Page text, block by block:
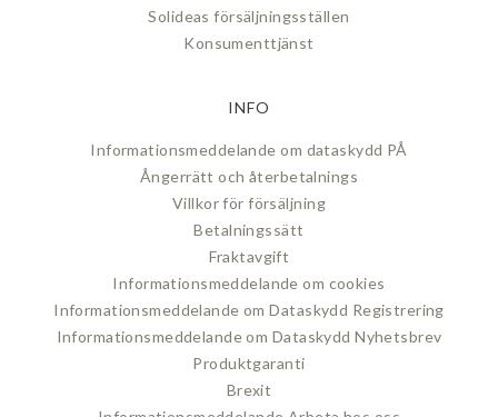
Solideas försäljningsställen
Konsumenttjänst
INFO
Informationsmeddelande om dataskydd PÅ
Ångerrätt och återbetalnings
Villkor för försäljning
Betalningssätt
Fraktavgift
Informationsmeddelande om cookies
Informationsmeddelande om Dataskydd Registrering
Informationsmeddelande om Dataskydd Nyhetsbrev
Produktgaranti
Brexit